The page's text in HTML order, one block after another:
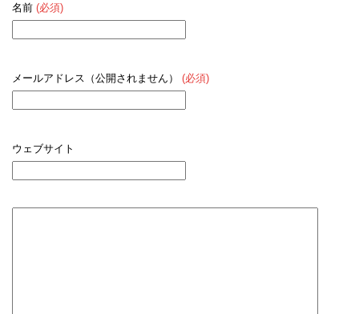
名前 (必須)
メールアドレス（公開されません） (必須)
ウェブサイト